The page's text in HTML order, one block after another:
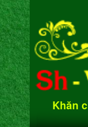
Khăn